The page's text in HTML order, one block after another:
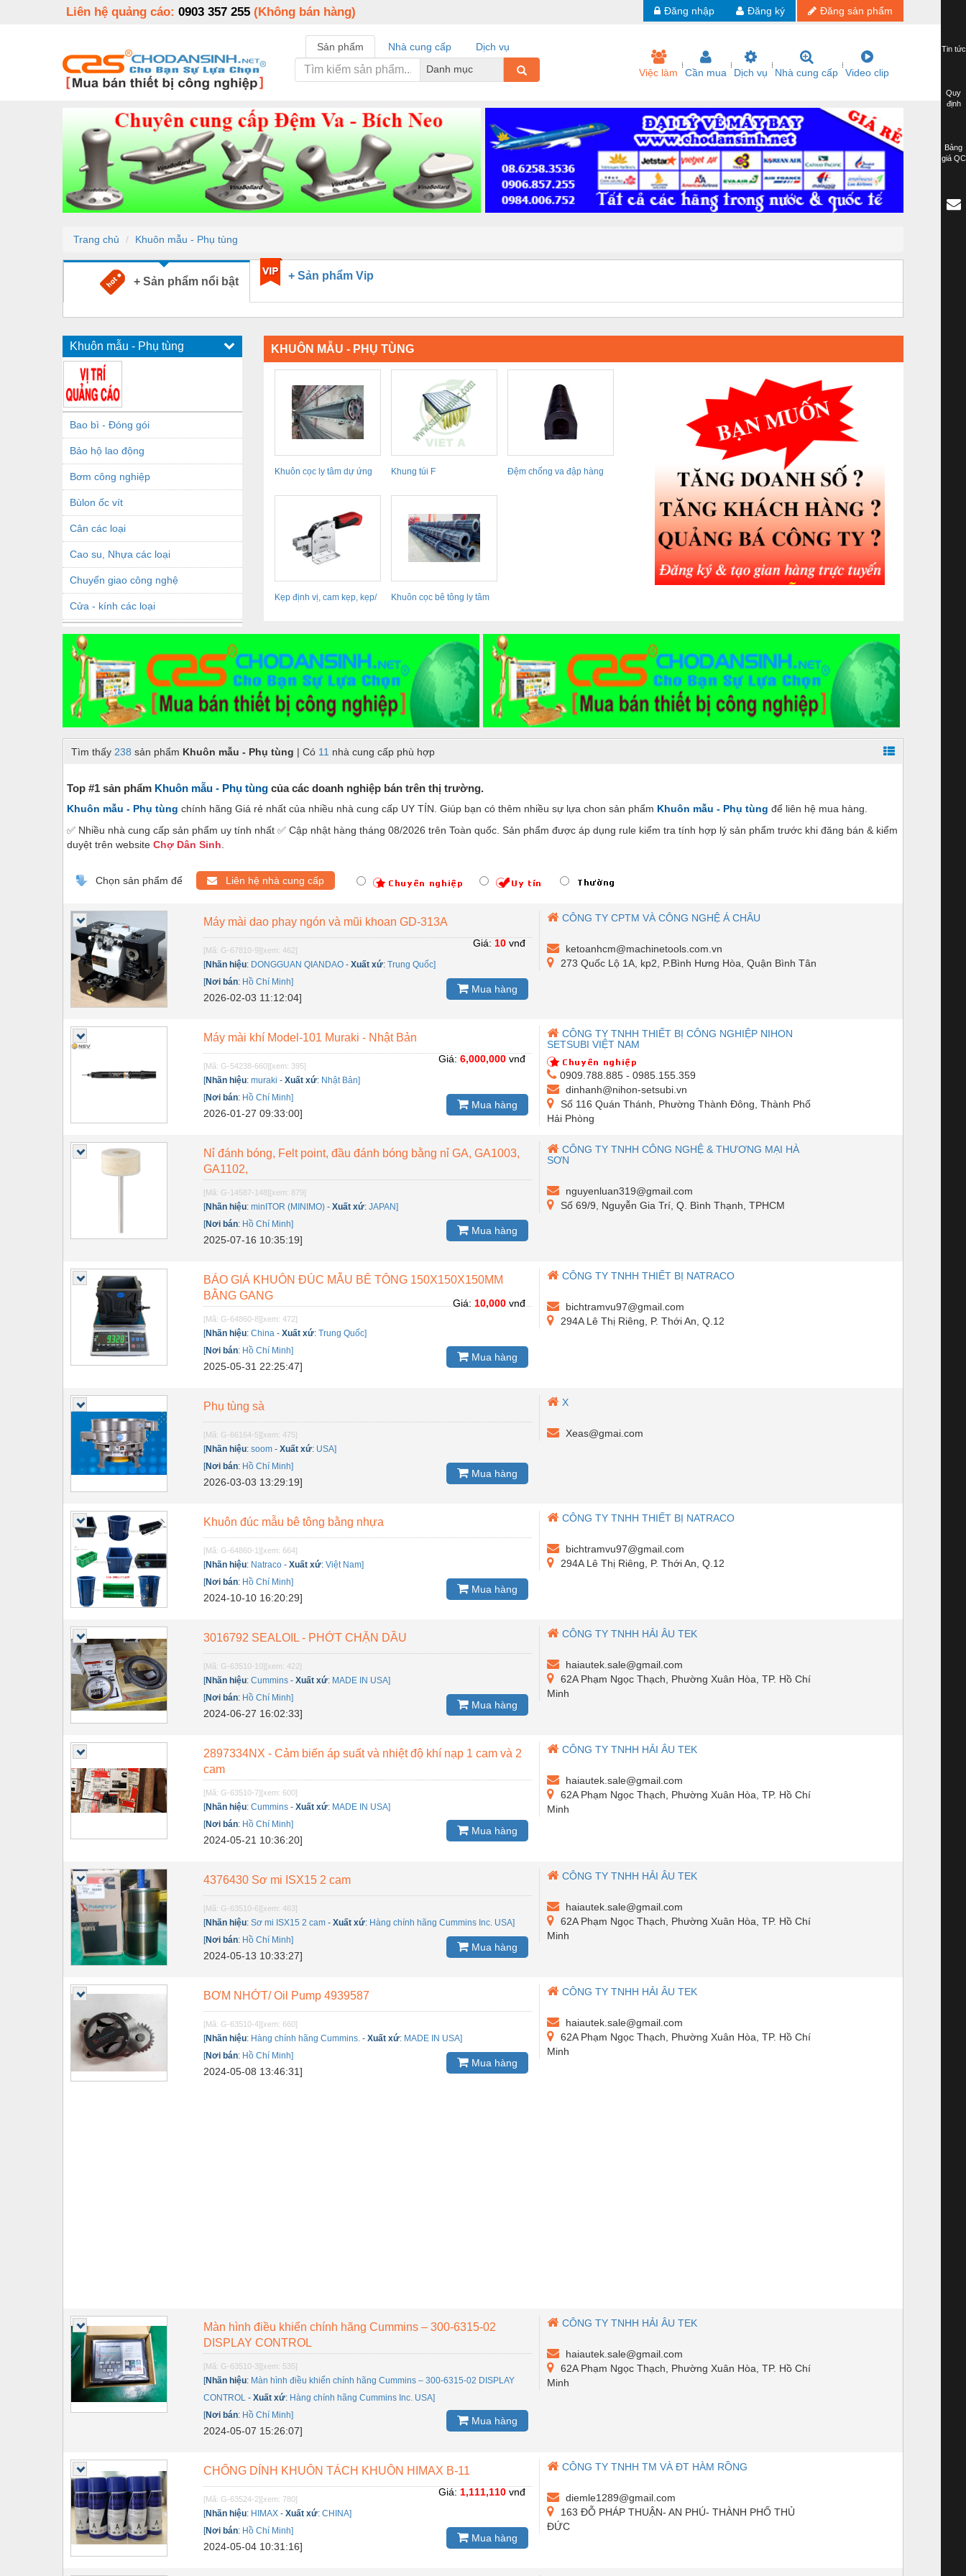
Liên hệ quảng cáo: 0903 357 255 (Không bán hàng) Đăng sản phẩm
Đăng ký
Đăng nhập
Sản phẩm Nhà cung cấp
Dịch vụ
Danh mục
Việc làm Cần mua Dịch vụ Nhà cung cấp Video clip
Trang chủ Khuôn mẫu - Phụ tùng
+ Sản phẩm nổi bật + Sản phẩm Vip
Khuôn mẫu - Phụ tùng
Bao bì - Đóng gói
Bảo hộ lao động
Bơm công nghiệp
Bùlon ốc vít
Cân các loại
Cao su, Nhựa các loại
Chuyển giao công nghệ
Cửa - kính các loại
Dầu khí - Thiết bị
Dây chuyền sản xuất
Dệt may - Thiết bị
Dầu mỡ công nghiệp
Điện công nghiệp
Điện gia dụng
Điện Lạnh
Đóng tàu Thiết bị
Dụng cụ cầm tay
Dụng cụ cắt gọt
Dụng cụ điện
Dụng cụ đo
Gỗ - Trang thiết bị
Hóa chất-Trang thiết bị
Kệ công nghiệp
Khuôn mẫu - Phụ tùng
Lọc công nghiệp
Máy công cụ - Phụ tùng
Nâng hạ - Trang thiết bị
Nội - Ngoại thất - văn phòng
Nồi hơi - Trang thiết bị
Nông nghiệp - Thiết bị
Phốt cơ khí
Sắt, thép, inox các loại
Thí nghiệm-Trang thiết bị
Thiết bị chống sét
Thiết bị an ninh
Thiết bị công nghiệp
Thiết bị công trình
Thiết bị giáo dục
Thiết bị khác
Thiết bị làm sạch
Thiết bị nhà bếp
Thiết bị nhiệt
Thiêt bị PCCC
Thiết bị viễn thông
Thủy lực-Thiết bị
Thủy sản - Trang thiết bị
Tự động hoá
Vật liệu mài mòn
Vật liệu xây dựng
Vòng bi - Bạc đạn
Xe hơi - Phụ tùng
KHUÔN MẪU - PHỤ TÙNG
Khuôn cọc ly tâm dự ứng
Khung túi F
Đệm chống va đập hàng
Kẹp định vị, cam kẹp, kẹp/
Khuôn cọc bê tông ly tâm
Tìm thấy 238 sản phẩm Khuôn mẫu - Phụ tùng | Có 11 nhà cung cấp phù hợp
Top #1 sản phẩm Khuôn mẫu - Phụ tùng của các doanh nghiệp bán trên thị trường.
Khuôn mẫu - Phụ tùng chính hãng Giá rẻ nhất của nhiều nhà cung cấp UY TÍN. Giúp bạn có thêm nhiều sự lựa chon sản phẩm Khuôn mẫu - Phụ tùng để liên hệ mua hàng.
✅ Nhiều nhà cung cấp sản phẩm uy tính nhất ✅ Cập nhật hàng tháng 08/2026 trên Toàn quốc. Sản phẩm được áp dụng rule kiểm tra tính hợp lý sản phẩm trước khi đăng bán & kiểm
duyệt trên website Chợ Dân Sinh
Chọn sản phẩm để Liên hệ nhà cung cấp
Máy mài dao phay ngón và mũi khoan GD-313A
[Mã: G-67810-9][xem: 462]
[Nhãn hiệu: DONGGUAN QIANDAO -Xuất xứ:Trung Quốc]
[Nơi bán: Hồ Chí Minh]
2026-02-03 11:12:04]
Giá: 10vnđ
Mua hàng
CÔNG TY CPTM VÀ CÔNG NGHỆ Á CHÂU
ketoanhcm@machinetools.com.vn
273 Quốc Lộ 1A, kp2, P.Bình Hưng Hòa, Quận Bình Tân
Máy mài khí Model-101 Muraki - Nhật Bản
[Mã: G-54238-660][xem: 395]
[Nhãn hiệu:muraki -Xuất xứ: Nhật Bản]
[Nơi bán: Hồ Chí Minh]
2026-01-27 09:33:00]
Giá: 6,000,000vnđ
Mua hàng
CÔNG TY TNHH THIẾT BỊ CÔNG NGHIỆP NIHON
SETSUBI VIỆT NAM
0909.788.885 - 0985.155.359
dinhanh@nihon-setsubi.vn
Số 116 Quán Thánh, Phường Thành Đông, Thành Phố
Hải Phòng
Nỉ đánh bóng, Felt point, đầu đánh bóng bằng nỉ GA, GA1003,
GA1102,
[Mã: G-14587-148][xem: 879]
[Nhãn hiệu:minITOR (MINIMO) -Xuất xứ:JAPAN]
[Nơi bán: Hồ Chí Minh]
2025-07-16 10:35:19]
Mua hàng
CÔNG TY TNHH CÔNG NGHỆ & THƯƠNG MẠI HÀ
SƠN
nguyenluan319@gmail.com
Số 69/9, Nguyễn Gia Trí, Q. Bình Thạnh, TPHCM
BÁO GIÁ KHUÔN ĐÚC MẪU BÊ TÔNG 150X150X150MM
BẰNG GANG
[Mã: G-64860-8][xem: 472]
[Nhãn hiệu:China -Xuất xứ:Trung Quốc]
[Nơi bán: Hồ Chí Minh]
2025-05-31 22:25:47]
Giá: 10,000vnđ
Mua hàng
CÔNG TY TNHH THIẾT BỊ NATRACO
bichtramvu97@gmail.com
294A Lê Thị Riêng, P. Thới An, Q.12
Phụ tùng sà
[Mã: G-66164-5][xem: 475]
[Nhãn hiệu:soom -Xuất xứ: USA]
[Nơi bán: Hồ Chí Minh]
2026-03-03 13:29:19]
Mua hàng
X
Xeas@gmai.com
Khuôn đúc mẫu bê tông bằng nhựa
[Mã: G-64860-1][xem: 664]
[Nhãn hiệu: Natraco -Xuất xứ:Việt Nam]
[Nơi bán: Hồ Chí Minh]
2024-10-10 16:20:29]
Mua hàng
CÔNG TY TNHH THIẾT BỊ NATRACO
bichtramvu97@gmail.com
294A Lê Thị Riêng, P. Thới An, Q.12
3016792 SEALOIL - PHỚT CHẶN DẦU
[Mã: G-63510-10][xem: 422]
[Nhãn hiệu:Cummins -Xuất xứ: MADE IN USA]
[Nơi bán: Hồ Chí Minh]
2024-06-27 16:02:33]
Mua hàng
CÔNG TY TNHH HẢI ÂU TEK
haiautek.sale@gmail.com
62A Phạm Ngọc Thạch, Phường Xuân Hòa, TP. Hồ Chí
Minh
2897334NX - Cảm biến áp suất và nhiệt độ khí nạp 1 cam và 2
cam
[Mã: G-63510-7][xem: 600]
[Nhãn hiệu:Cummins -Xuất xứ: MADE IN USA]
[Nơi bán: Hồ Chí Minh]
2024-05-21 10:36:20]
Mua hàng
CÔNG TY TNHH HẢI ÂU TEK
haiautek.sale@gmail.com
62A Phạm Ngọc Thạch, Phường Xuân Hòa, TP. Hồ Chí
Minh
4376430 Sơ mi ISX15 2 cam
[Mã: G-63510-6][xem: 463]
[Nhãn hiệu:Sơ mi ISX15 2 cam -Xuất xứ: Hàng chính hãng Cummins Inc. USA]
[Nơi bán: Hồ Chí Minh]
2024-05-13 10:33:27]
Mua hàng
CÔNG TY TNHH HẢI ÂU TEK
haiautek.sale@gmail.com
62A Phạm Ngọc Thạch, Phường Xuân Hòa, TP. Hồ Chí
Minh
BƠM NHỚT/ Oil Pump 4939587
[Mã: G-63510-4][xem: 660]
[Nhãn hiệu: Hàng chính hãng Cummins. -Xuất xứ: MADE IN USA]
[Nơi bán: Hồ Chí Minh]
2024-05-08 13:46:31]
Mua hàng
CÔNG TY TNHH HẢI ÂU TEK
haiautek.sale@gmail.com
62A Phạm Ngọc Thạch, Phường Xuân Hòa, TP. Hồ Chí
Minh
Màn hình điều khiển chính hãng Cummins – 300-6315-02
DISPLAY CONTROL
[Mã: G-63510-3][xem: 535]
[Nhãn hiệu: Màn hình điều khiển chính hãng Cummins – 300-6315-02 DISPLAY
CONTROL -Xuất xứ: Hàng chính hãng Cummins Inc. USA]
[Nơi bán: Hồ Chí Minh]
2024-05-07 15:26:07]
Mua hàng
CÔNG TY TNHH HẢI ÂU TEK
haiautek.sale@gmail.com
62A Phạm Ngọc Thạch, Phường Xuân Hòa, TP. Hồ Chí
Minh
CHỐNG DÍNH KHUÔN TÁCH KHUÔN HIMAX B-11
[Mã: G-63524-2][xem: 780]
[Nhãn hiệu: HIMAX -Xuất xứ:CHINA]
[Nơi bán: Hồ Chí Minh]
2024-05-04 10:31:16]
Giá: 1,111,110vnđ
Mua hàng
CÔNG TY TNHH TM VÀ ĐT HÀM RỒNG
diemle1289@gmail.com
163 ĐỖ PHÁP THUẬN- AN PHÚ- THÀNH PHỐ THỦ
ĐỨC
Tin tức
Quy
định
Bảng
giá QC